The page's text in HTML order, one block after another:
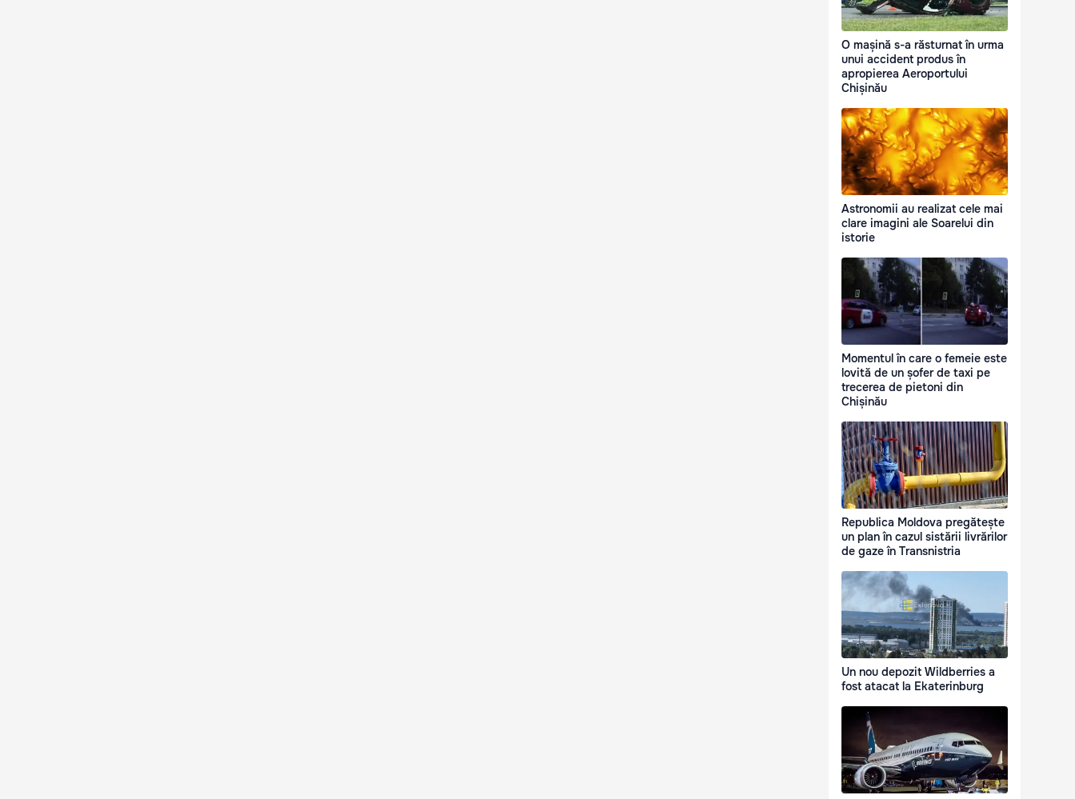
O mașină s-a răsturnat în urma
unui accident produs în
apropierea Aeroportului
Chișinău
Astronomii au realizat cele mai
clare imagini ale Soarelui din
istorie
Momentul în care o femeie este
lovită de un șofer de taxi pe
trecerea de pietoni din
Chișinău
Republica Moldova pregătește
un plan în cazul sistării livrărilor
de gaze în Transnistria
Un nou depozit Wildberries a
fost atacat la Ekaterinburg